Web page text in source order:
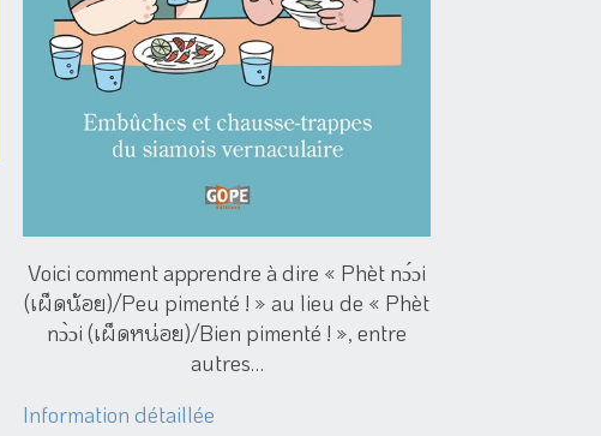
Voici comment apprendre à dire « Phèt nɔ́ɔi
(เผ็ดน้อย)/Peu pimenté ! » au lieu de « Phèt
nɔ̀ɔi (เผ็ดหน่อย)/Bien pimenté ! », entre
autres…
Information détaillée